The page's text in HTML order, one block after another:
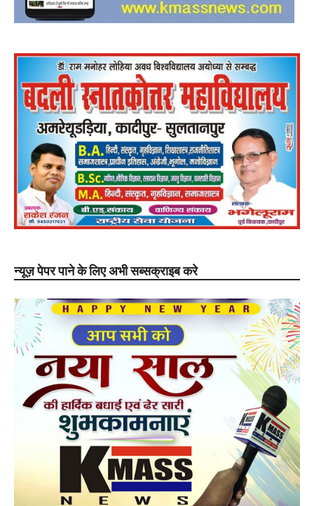
न्यूज़ पेपर पाने के लिए अभी सब्सक्राइब करे